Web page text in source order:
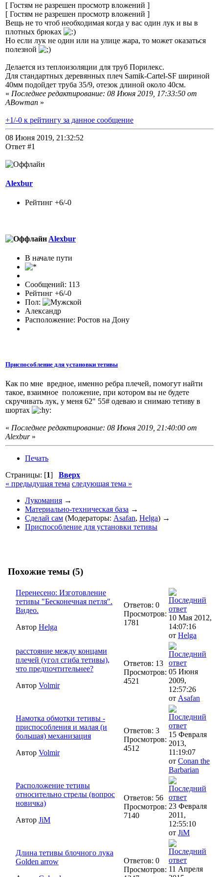
[ Гостям не разрешен просмотр вложений ]
[ Гостям не разрешен просмотр вложений ]
Вещь не то чтоб необходимая когда у вас один лук и вы в
плотных брюках
Но если лук не один или на улице жара, то может оказаться
полезной
Делается из теплоизоляции для труб Порилекс.
Для стандартных деревянных плеч Samik-Cartel-SF шириной
40мм подойдет труба 35/9, отезок длиной около 40см.
« Последнее редактирование: 08 Июня 2019, 17:33:50 от
ABowman »
+1/-0 к рейтингу за данное сообщение
08 Июня 2019, 21:32:52
Ответ #1
Alexbur
Рейтинг +6/-0
Alexbur
В начале пути
Сообщений: 113
Рейтинг +6/-0
Пол:
Александр
Расположение: Ростов на Дону
Приспособление для установки тетивы
Как по мне вредное, именно ребра плечей, помогут найти
такое, взаимное положение, при котором вы не будете
скручивать лук, у меня 62" 55# одеваю и снимаю тетиву в
шортах
« Последнее редактирование: 08 Июня 2019, 21:40:00 от
Alexbur»
Печать
Страницы: [1] Вверх
« предыдущая тема следующая тема »
Лукомания →
Материально-техническая база →
Сделай сам (Модераторы: Asafan, Helga) →
Приспособление для установки тетивы
Похожие темы (5)
Перенесено: Изготовление
тетивы "Бесконечная петля".
Видео.
Автор Helga
Ответов: 0
Просмотров:
1781
10 Мая 2012,
14:07:16
от Helga
расстояние между концами
плечей (угол сгиба тетивы),
что предпочтительнее?
Автор Volmir
Ответов: 13
Просмотров:
4521
05 Июня
2009,
12:57:26
от Asafan
Намотка обмотки тетивы -
приспособления и малая (и
большая) механизация
Автор Volmir
Ответов: 3
Просмотров:
4512
15 Февраля
2013,
11:19:07
от Conan the
Barbarian
Расположение тетивы
относительно стрелы (вопрос
новичка)
Автор JiM
Ответов: 56
Просмотров:
7140
23 Февраля
2011,
12:55:10
от JiM
Длина тетивы блочного лука
Golden arrow
Ответов: 0
Просмотров: 11 Апреля